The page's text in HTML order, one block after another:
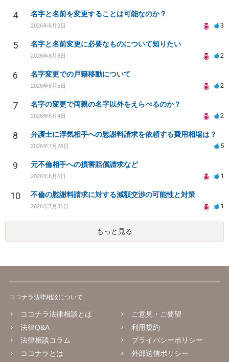
4 名字と名前を変更することは可能なのか？
2026年8月2日 3
5 名字と名前変更に必要なものについて知りたい
2026年8月8日 2
6 名字変更での戸籍移動について
2026年8月5日 2
7 名字の変更で両親の名字以外をえらべるのか？
2026年8月4日 2
8 弁護士に浮気相手への慰謝料請求を依頼する費用相場は？
2026年7月28日 5
9 元不倫相手への損害賠償請求など
2026年8月6日 1
10 不倫の慰謝料請求に対する減額交渉の可能性と対策
2026年7月31日 1
もっと見る
ココナラ法律相談について
ココナラ法律相談とは
法律Q&A
法律相談コラム
ココナラとは
ご意見・ご要望
利用規約
プライバシーポリシー
外部送信ポリシー